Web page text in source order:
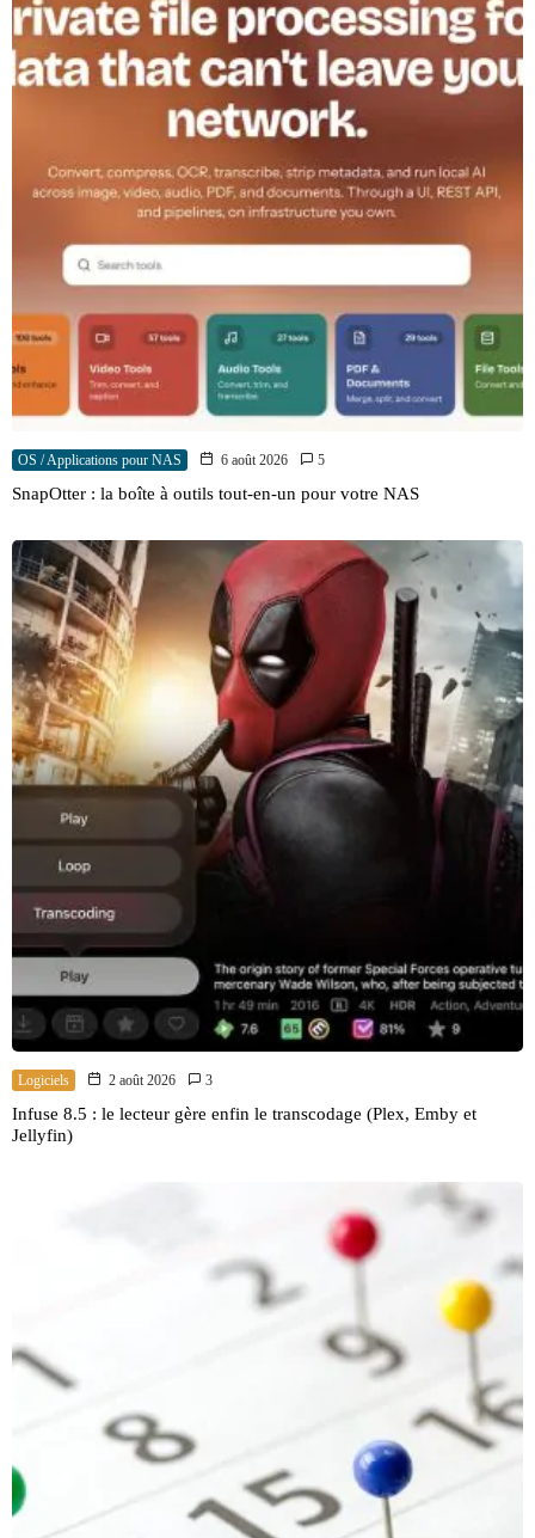
OS / Applications pour NAS 6 août 2026 5
SnapOtter : la boîte à outils tout-en-un pour votre NAS
Logiciels 2 août 2026 3
Infuse 8.5 : le lecteur gère enfin le transcodage (Plex, Emby et
Jellyfin)